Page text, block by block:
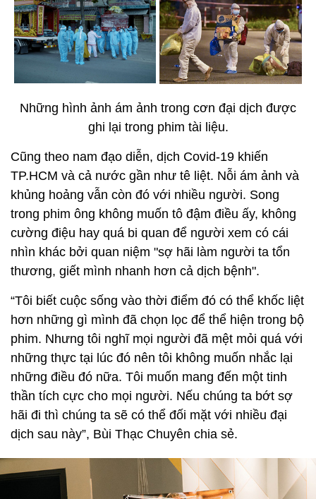
Những hình ảnh ám ảnh trong cơn đại dịch được
ghi lại trong phim tài liệu.
Cũng theo nam đạo diễn, dịch Covid-19 khiến
TP.HCM và cả nước gần như tê liệt. Nỗi ám ảnh và
khủng hoảng vẫn còn đó với nhiều người. Song
trong phim ông không muốn tô đậm điều ấy, không
cường điệu hay quá bi quan để người xem có cái
nhìn khác bởi quan niệm "sợ hãi làm người ta tổn
thương, giết mình nhanh hơn cả dịch bệnh".
“Tôi biết cuộc sống vào thời điểm đó có thể khốc liệt
hơn những gì mình đã chọn lọc để thể hiện trong bộ
phim. Nhưng tôi nghĩ mọi người đã mệt mỏi quá với
những thực tại lúc đó nên tôi không muốn nhắc lại
những điều đó nữa. Tôi muốn mang đến một tinh
thần tích cực cho mọi người. Nếu chúng ta bớt sợ
hãi đi thì chúng ta sẽ có thể đối mặt với nhiều đại
dịch sau này”, Bùi Thạc Chuyên chia sẻ.